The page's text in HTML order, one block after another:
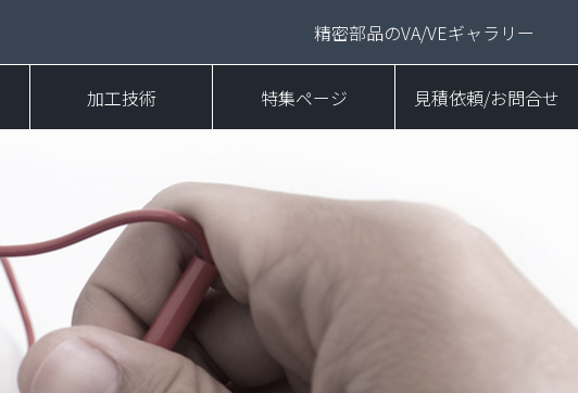
精密部品のVA/VEギャラリー
加工技術 特集ページ 見積依頼/お問合せ